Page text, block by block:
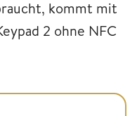
kommt mit
2 ohne NFC